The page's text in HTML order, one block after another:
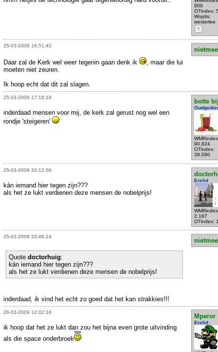
909
OTindex:
Wnplts:
westerlee
T
25-03-2009 16:51:42
Daar zal de Kerk wel weer tegenin gaan denk ik
, maar die lui
moeten niet zeuren.
Ik hoop echt dat dit zal slagen.
25-03-2009 17:16:19
botte
90.824
OTindex:
39.090
inderdaad mensen voor mij, de kerk zal gerust nog wel een
rondje 'steigeren'
25-03-2009 20:12:06
Erelid
2.187
OTindex:
kán iemand hier tegen zijn???
als het ze lukt verdienen deze mensen de nobelprijs!
25-03-2009 20:46:24
Quote doctorhuig:
kán iemand hier tegen zijn???
als het ze lukt verdienen deze mensen de nobelprijs!
inderdaad, ik vind het echt zo goed dat het kan strakkies!!!
26-03-2009 12:02:16
Mperor
Erelid
ik hoop dat het ze lukt dan zou het bijna even grote uitvinding
als die space onderbroek